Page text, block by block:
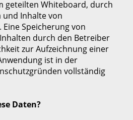
geteilten Whiteboard, durch
und Inhalte von
Speicherung von
durch den Betreiber
zur Aufzeichnung einer
ist in der
vollständig
Daten?